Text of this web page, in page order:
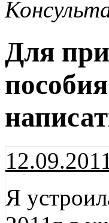
Для
Я